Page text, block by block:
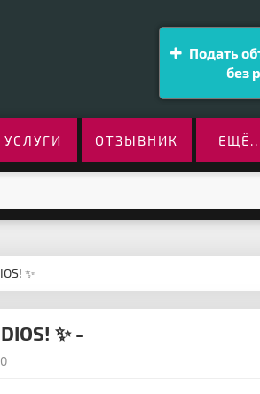
Подать
без
УСЛУГИ ОТЗЫВНИК
✨
✨ -
0